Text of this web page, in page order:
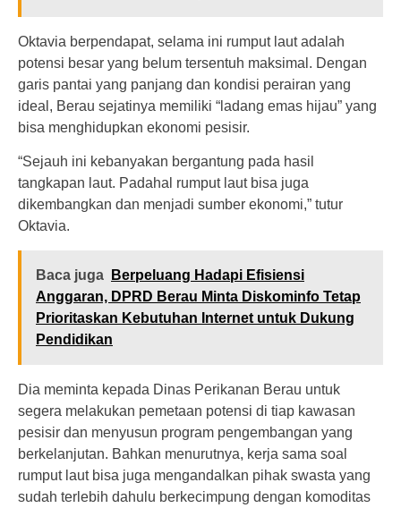
Oktavia berpendapat, selama ini rumput laut adalah
potensi besar yang belum tersentuh maksimal. Dengan
garis pantai yang panjang dan kondisi perairan yang
ideal, Berau sejatinya memiliki “ladang emas hijau” yang
bisa menghidupkan ekonomi pesisir.
“Sejauh ini kebanyakan bergantung pada hasil
tangkapan laut. Padahal rumput laut bisa juga
dikembangkan dan menjadi sumber ekonomi,” tutur
Oktavia.
Baca juga
Berpeluang Hadapi Efisiensi
Anggaran, DPRD Berau Minta Diskominfo Tetap
Prioritaskan Kebutuhan Internet untuk Dukung
Pendidikan
Dia meminta kepada Dinas Perikanan Berau untuk
segera melakukan pemetaan potensi di tiap kawasan
pesisir dan menyusun program pengembangan yang
berkelanjutan. Bahkan menurutnya, kerja sama soal
rumput laut bisa juga mengandalkan pihak swasta yang
sudah terlebih dahulu berkecimpung dengan komoditas